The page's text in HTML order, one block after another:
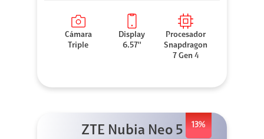
Cámara
Triple
Display
6.57''
Procesador
Snapdragon
7 Gen 4
13%
ZTE Nubia Neo 5